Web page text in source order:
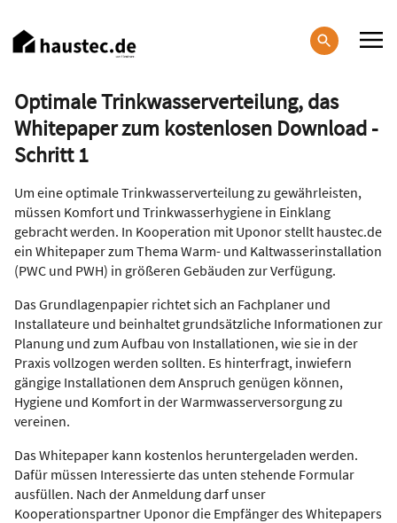
zum
Inhalt
Haupt-
Navigation
Optimale Trinkwasserverteilung, das
Whitepaper zum kostenlosen Download -
Schritt 1
Um eine optimale Trinkwasserverteilung zu gewährleisten,
müssen Komfort und Trinkwasserhygiene in Einklang
gebracht werden. In Kooperation mit Uponor stellt haustec.de
ein Whitepaper zum Thema Warm- und Kaltwasserinstallation
(PWC und PWH) in größeren Gebäuden zur Verfügung.
Das Grundlagenpapier richtet sich an Fachplaner und
Installateure und beinhaltet grundsätzliche Informationen zur
Planung und zum Aufbau von Installationen, wie sie in der
Praxis vollzogen werden sollten. Es hinterfragt, inwiefern
gängige Installationen dem Anspruch genügen können,
Hygiene und Komfort in der Warmwasserversorgung zu
vereinen.
Das Whitepaper kann kostenlos heruntergeladen werden.
Dafür müssen Interessierte das unten stehende Formular
ausfüllen. Nach der Anmeldung darf unser
Kooperationspartner Uponor die Empfänger des Whitepapers